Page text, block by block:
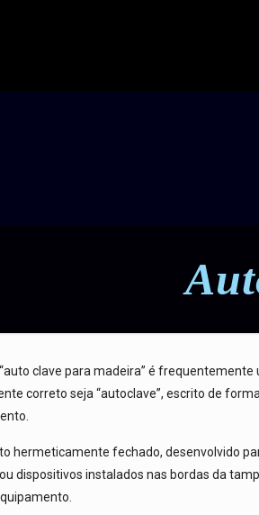
clave para madeira” é
correto seja “autoclave”, escrito de
hermeticamente fechado, desenvolvido
dispositivos instalados nas bordas da